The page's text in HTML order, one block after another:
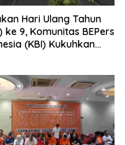
Hari Ulang Tahun
ke 9, Komunitas BEPers
(KBI) Kukuhkan
“Penguatan dan
Organisasi
Berbasis Riset di
Indonesia dan